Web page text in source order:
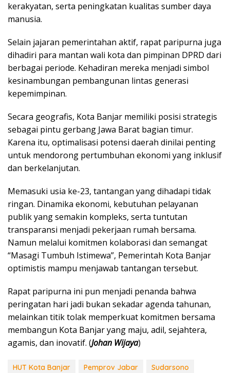
kerakyatan, serta peningkatan kualitas sumber daya
manusia.
Selain jajaran pemerintahan aktif, rapat paripurna juga
dihadiri para mantan wali kota dan pimpinan DPRD dari
berbagai periode. Kehadiran mereka menjadi simbol
kesinambungan pembangunan lintas generasi
kepemimpinan.
Secara geografis, Kota Banjar memiliki posisi strategis
sebagai pintu gerbang Jawa Barat bagian timur.
Karena itu, optimalisasi potensi daerah dinilai penting
untuk mendorong pertumbuhan ekonomi yang inklusif
dan berkelanjutan.
Memasuki usia ke-23, tantangan yang dihadapi tidak
ringan. Dinamika ekonomi, kebutuhan pelayanan
publik yang semakin kompleks, serta tuntutan
transparansi menjadi pekerjaan rumah bersama.
Namun melalui komitmen kolaborasi dan semangat
“Masagi Tumbuh Istimewa”, Pemerintah Kota Banjar
optimistis mampu menjawab tantangan tersebut.
Rapat paripurna ini pun menjadi penanda bahwa
peringatan hari jadi bukan sekadar agenda tahunan,
melainkan titik tolak memperkuat komitmen bersama
membangun Kota Banjar yang maju, adil, sejahtera,
agamis, dan inovatif. (Johan Wijaya)
HUT Kota Banjar Pemprov Jabar Sudarsono